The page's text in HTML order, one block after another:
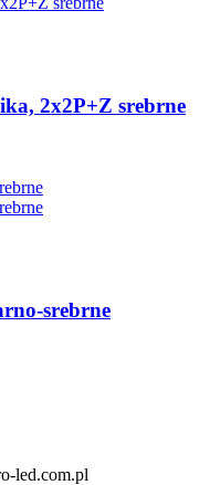
2x2P+Z srebrne
srebrne
led.com.pl